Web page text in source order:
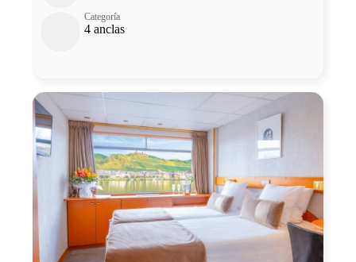
Categoría
4 anclas